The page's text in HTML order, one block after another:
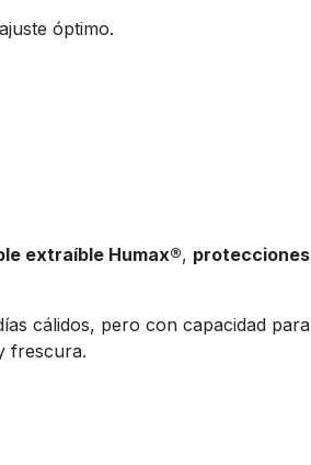
óptimo.
extraíble Humax®, protecciones
cálidos, pero con capacidad para
frescura.